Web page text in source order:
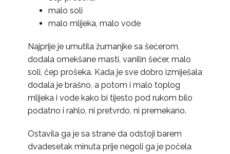
malo soli
malo mlijeka, malo vode
Najprije je umutila žumanjke sa šećerom,
dodala omekšane masti, vanilin šećer, malo
soli, čep prošeka. Kada je sve dobro izmiješala
dodala je brašno, a potom i malo toplog
mlijeka i vode kako bi tijesto pod rukom bilo
podatno i rahlo, ni pretvrdo, ni premekano.
Ostavila ga je sa strane da odstoji barem
dvadesetak minuta prije negoli ga je počela